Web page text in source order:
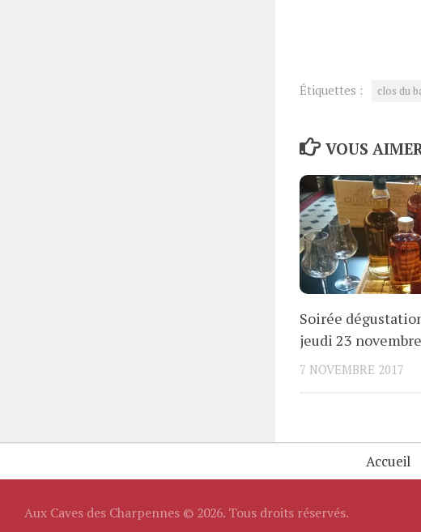
Étiquettes : clos du
VOUS
Soirée
jeudi 23
7 NOVEMBRE 2017
Accueil
Aux Caves des Charpennes © 2026. Tous droits réservés.